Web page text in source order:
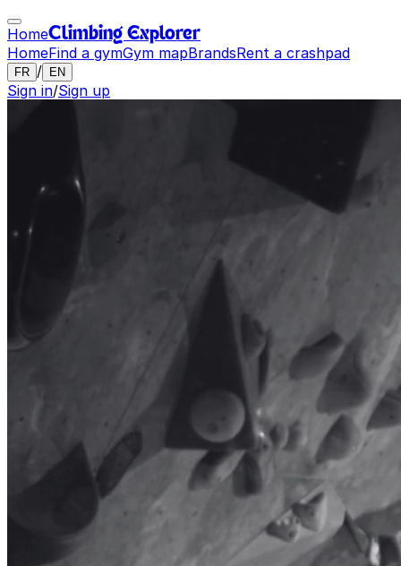
HomeClimbing Explorer
HomeFind a gymGym mapBrandsRent a crashpad
FR / EN
Sign in/Sign up